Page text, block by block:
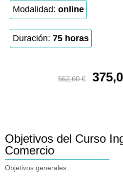
Modalidad: online
Duración: 75 horas
562,60€
Objetivos del Curso
Comercio
Objetivos generales: